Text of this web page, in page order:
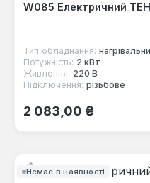
W085 Електричний ТЕН
Тип обладнання:
Потужність: 2 кВт
Живлення: 220 В
Підключення: різьбове
Звичайна ціна:
2 083,00 ₴
Немає в наявності